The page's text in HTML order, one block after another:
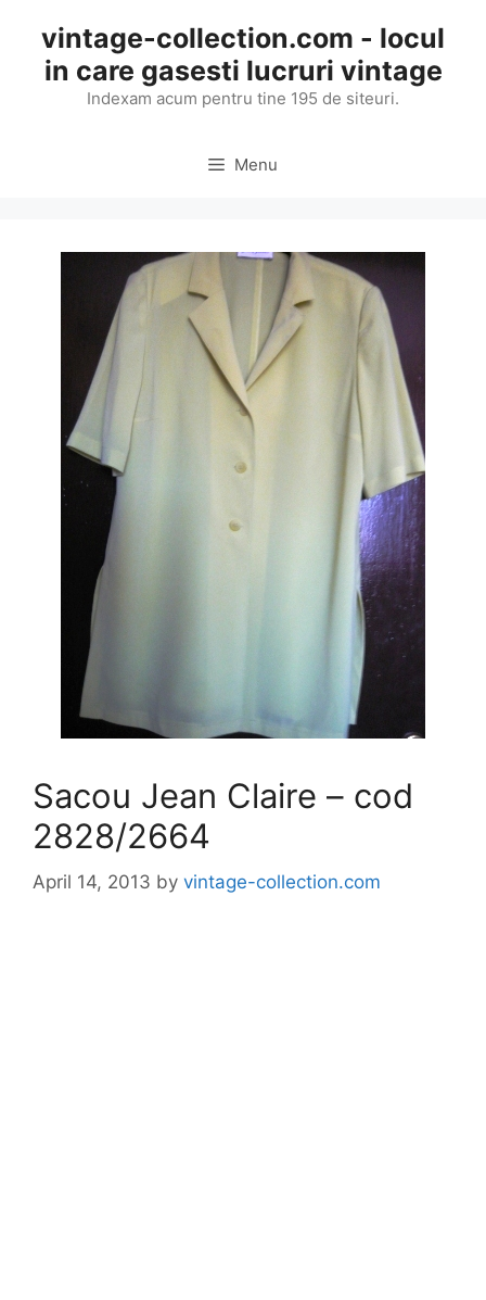
content
vintage-collection.com - locul
in care gasesti lucruri vintage
Indexam acum pentru tine 195 de siteuri.
Menu
Sacou Jean Claire – cod
2828/2664
April 14, 2013 by vintage-collection.com